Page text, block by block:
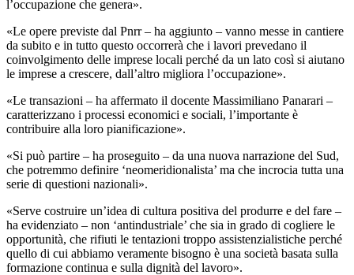
l’occupazione che genera».
«Le opere previste dal Pnrr – ha aggiunto – vanno messe in cantiere
da subito e in tutto questo occorrerà che i lavori prevedano il
coinvolgimento delle imprese locali perché da un lato così si aiutano
le imprese a crescere, dall’altro migliora l’occupazione».
«Le transazioni – ha affermato il docente Massimiliano Panarari –
caratterizzano i processi economici e sociali, l’importante è
contribuire alla loro pianificazione».
«Si può partire – ha proseguito – da una nuova narrazione del Sud,
che potremmo definire ‘neomeridionalista’ ma che incrocia tutta una
serie di questioni nazionali».
«Serve costruire un’idea di cultura positiva del produrre e del fare –
ha evidenziato – non ‘antindustriale’ che sia in grado di cogliere le
opportunità, che rifiuti le tentazioni troppo assistenzialistiche perché
quello di cui abbiamo veramente bisogno è una società basata sulla
formazione continua e sulla dignità del lavoro».